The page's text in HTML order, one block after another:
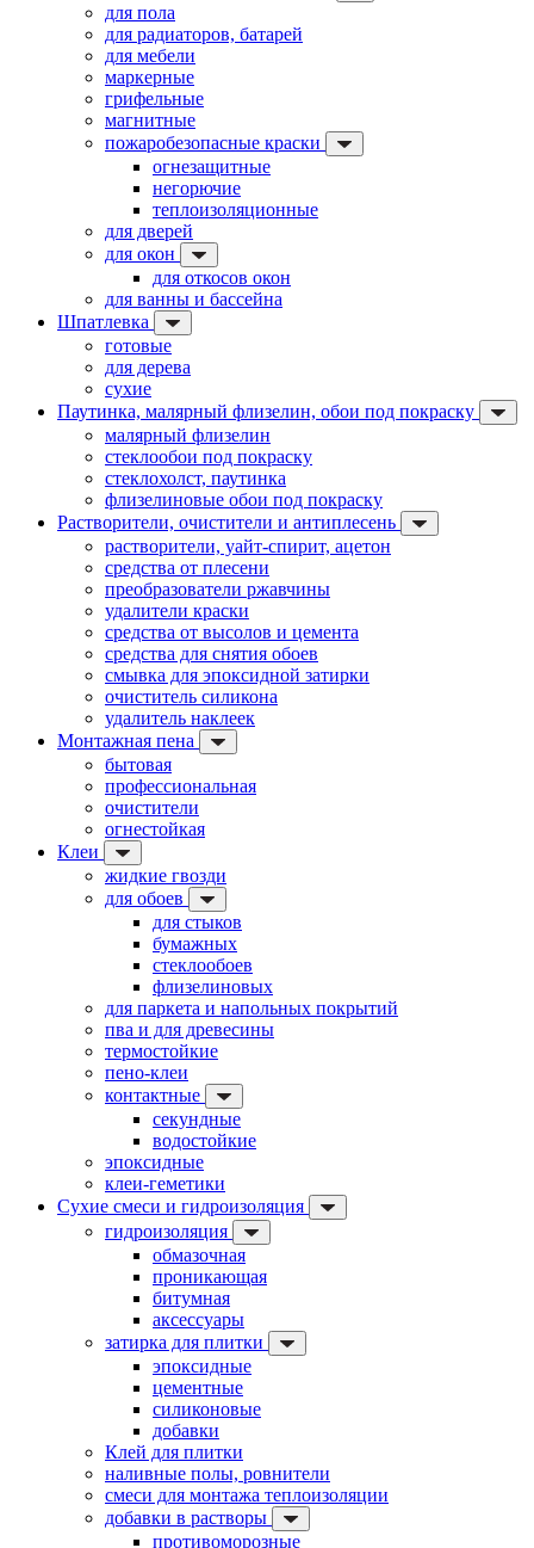
для пола
для радиаторов, батарей
для мебели
маркерные
грифельные
магнитные
пожаробезопасные краски
огнезащитные
негорючие
теплоизоляционные
для дверей
для окон
для откосов окон
для ванны и бассейна
Шпатлевка
готовые
для дерева
сухие
Паутинка, малярный флизелин, обои под покраску
малярный флизелин
стеклообои под покраску
стеклохолст, паутинка
флизелиновые обои под покраску
Растворители, очистители и антиплесень
растворители, уайт-спирит, ацетон
средства от плесени
преобразователи ржавчины
удалители краски
средства от высолов и цемента
средства для снятия обоев
смывка для эпоксидной затирки
очиститель силикона
удалитель наклеек
Монтажная пена
бытовая
профессиональная
очистители
огнестойкая
Клеи
жидкие гвозди
для обоев
для стыков
бумажных
стеклообоев
флизелиновых
для паркета и напольных покрытий
пва и для древесины
термостойкие
пено-клеи
контактные
секундные
водостойкие
эпоксидные
клеи-геметики
Сухие смеси и гидроизоляция
гидроизоляция
обмазочная
проникающая
битумная
аксессуары
затирка для плитки
эпоксидные
цементные
силиконовые
добавки
Клей для плитки
наливные полы, ровнители
смеси для монтажа теплоизоляции
добавки в растворы
противоморозные